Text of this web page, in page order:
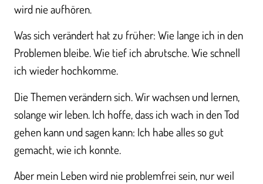
wird nie aufhören.
Was sich verändert hat zu früher: Wie lange ich in den
Problemen bleibe. Wie tief ich abrutsche. Wie schnell
ich wieder hochkomme.
Die Themen verändern sich. Wir wachsen und lernen,
solange wir leben. Ich hoffe, dass ich wach in den Tod
gehen kann und sagen kann: Ich habe alles so gut
gemacht, wie ich konnte.
Aber mein Leben wird nie problemfrei sein, nur weil